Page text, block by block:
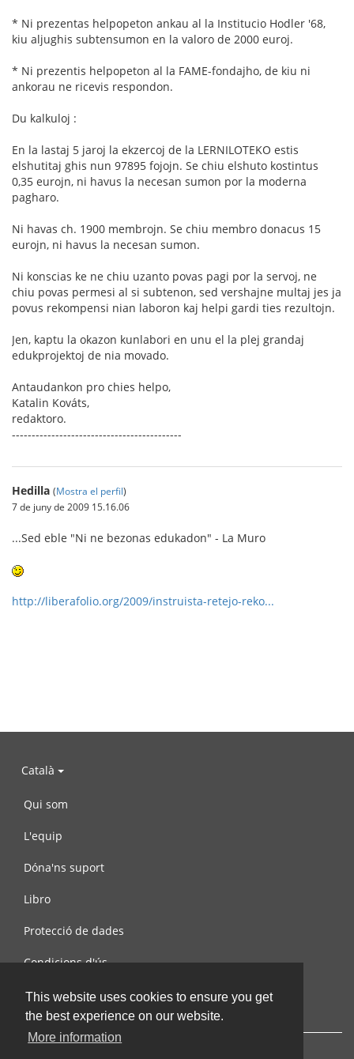
This website uses cookies to ensure you get
the best experience on our website.
More information
* Ni prezentas helpopeton ankau al la Institucio Hodler '68,
kiu aljughis subtensumon en la valoro de 2000 euroj.
* Ni prezentis helpopeton al la FAME-fondajho, de kiu ni
ankorau ne ricevis respondon.
Du kalkuloj :
En la lastaj 5 jaroj la ekzercoj de la LERNILOTEKO estis
elshutitaj ghis nun 97895 fojojn. Se chiu elshuto kostintus
0,35 eurojn, ni havus la necesan sumon por la moderna
pagharo.
Ni havas ch. 1900 membrojn. Se chiu membro donacus 15
eurojn, ni havus la necesan sumon.
Ni konscias ke ne chiu uzanto povas pagi por la servoj, ne
chiu povas permesi al si subtenon, sed vershajne multaj jes ja
povus rekompensi nian laboron kaj helpi gardi ties rezultojn.
Jen, kaptu la okazon kunlabori en unu el la plej grandaj
edukprojektoj de nia movado.
Antaudankon pro chies helpo,
Katalin Kováts,
redaktoro.
-------------------------------------------
Hedilla (Mostra el perfil)
7 de juny de 2009 15.16.06
...Sed eble "Ni ne bezonas edukadon" - La Muro
http://liberafolio.org/2009/instruista-retejo-reko...
Català
Qui som
L'equip
Dóna'ns suport
Libro
Protecció de dades
Condicions d'ús
Contacta amb nosaltres